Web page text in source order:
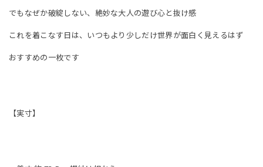
でもなぜか破綻しない、絶妙な大人の遊び心と抜け感
これを着こなす日は、いつもより少しだけ世界が面白く見えるはず
おすすめの一枚です
【実寸】